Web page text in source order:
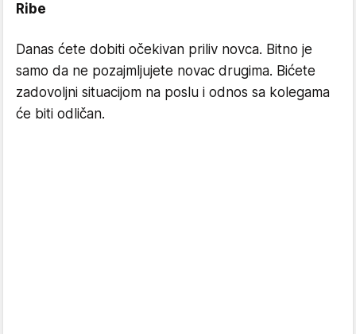
Ribe
Danas ćete dobiti očekivan priliv novca. Bitno je
samo da ne pozajmljujete novac drugima. Bićete
zadovoljni situacijom na poslu i odnos sa kolegama
će biti odličan.